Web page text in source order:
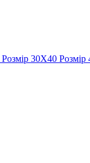
Розмір 30Х40